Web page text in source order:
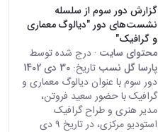
گزارش دور سوم از سلسله
نشست‌های دور "دیالوگ معماری
و گرافیک"
محتوای سایت · درج شده توسط
پارسا گل نسب تاریخ:30 دی 1402
دور سوم با عنوان دیالوگ معماری و
گرافیک با حضور سعید فروتن،
مدیر هنری و طراح گرافیک
استودیو مرکزی، در تاریخ ۹ دی